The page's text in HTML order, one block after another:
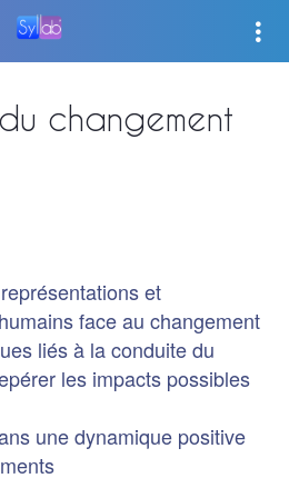
changement
et
face au changement
liés à la conduite du
les impacts possibles
une dynamique positive